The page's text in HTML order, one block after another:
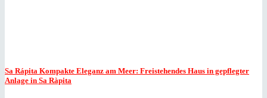
Sa Rápita Kompakte Eleganz am Meer: Freistehendes Haus in gepflegter
Anlage in Sa Ràpita